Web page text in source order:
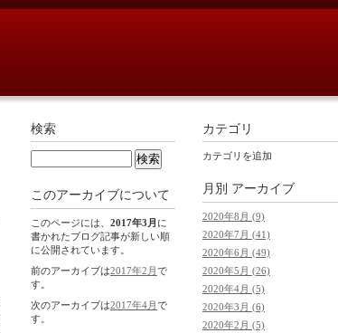
カテゴリ
カテゴリを追加
月別 アーカイブ
2020年8月 (9)
2020年7月 (41)
2020年6月 (49)
2020年5月 (26)
2020年4月 (5)
2020年3月 (6)
2020年2月 (5)
検索
このアーカイブについて
このページには、 2017年3月 に
書かれたブログ記事が新しい順
に公開されています。
前のアーカイブは2017年2月で
す。
次のアーカイブは2017年4月で
す。